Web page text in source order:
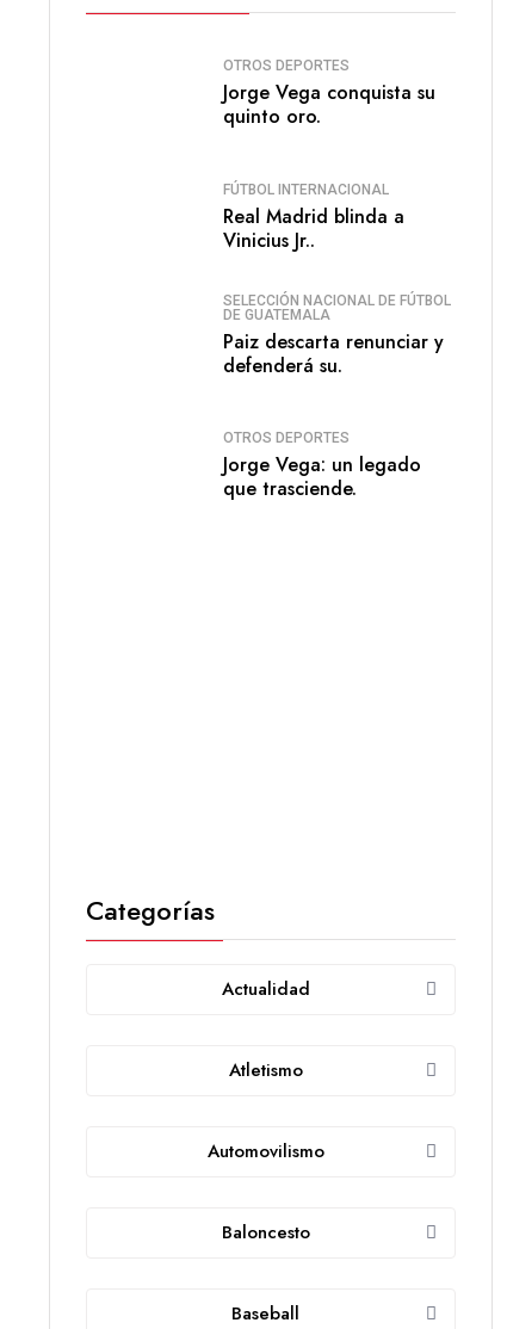
OTROS DEPORTES
Jorge Vega conquista su
quinto oro.
FÚTBOL INTERNACIONAL
Real Madrid blinda a
Vinicius Jr..
SELECCIÓN NACIONAL DE FÚTBOL
DE GUATEMALA
Paiz descarta renunciar y
defenderá su.
OTROS DEPORTES
Jorge Vega: un legado
que trasciende.
Categorías
Actualidad
Atletismo
Automovilismo
Baloncesto
Baseball